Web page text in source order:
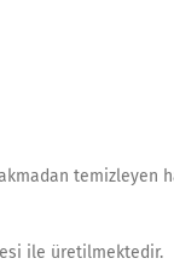
temizleyen
ile üretilmektedir.